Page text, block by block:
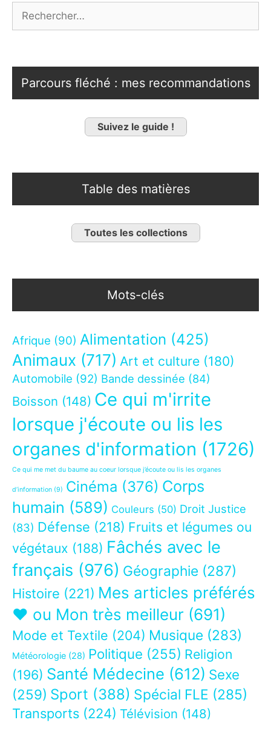
Parcours fléché : mes recommandations
Suivez le guide !
Table des matières
Toutes les collections
Mots-clés
Afrique (90) Alimentation (425)
Animaux (717) Art et culture (180)
Automobile (92) Bande dessinée (84)
Boisson (148) Ce qui m'irrite
lorsque j'écoute ou lis les
organes d'information (1726)
Ce qui me met du baume au coeur lorsque j’écoute ou lis les organes
d’information (9) Cinéma (376) Corps
humain (589) Couleurs (50) Droit Justice
(83) Défense (218) Fruits et légumes ou
végétaux (188) Fâchés avec le
français (976) Géographie (287)
Histoire (221) Mes articles préférés
❤ ou Mon très meilleur (691)
Mode et Textile (204) Musique (283)
Météorologie (28) Politique (255) Religion
(196) Santé Médecine (612) Sexe
(259) Sport (388) Spécial FLE (285)
Transports (224) Télévision (148)